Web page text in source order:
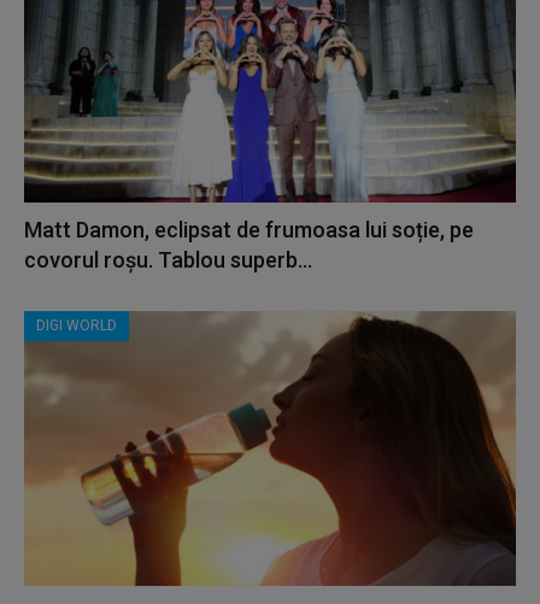
Matt Damon, eclipsat de frumoasa lui soție, pe
covorul roșu. Tablou superb...
DIGI WORLD